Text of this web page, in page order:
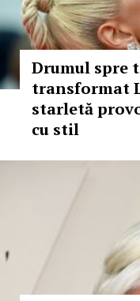
Drumul spre
transformat
starletă
cu stil